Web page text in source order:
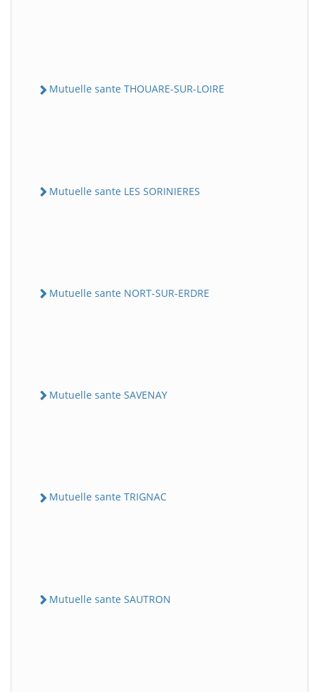
Mutuelle sante THOUARE-SUR-LOIRE
Mutuelle sante LES SORINIERES
Mutuelle sante NORT-SUR-ERDRE
Mutuelle sante SAVENAY
Mutuelle sante TRIGNAC
Mutuelle sante SAUTRON